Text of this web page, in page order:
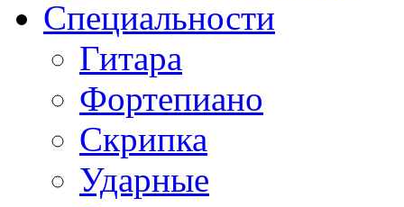
Специальности
Гитара
Фортепиано
Скрипка
Ударные